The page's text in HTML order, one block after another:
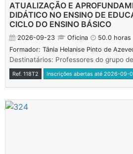
ATUALIZAÇÃO E
DIDÁTICO NO ENSINO DE
CICLO DO ENSINO BÁSICO
2026-09-23 Oficina 50.0 horas
Formador: Tânia Helanise Pinto de
Destinatários: Professores do grupo
Ref. 118T2 Inscrições abertas até 2026-09-